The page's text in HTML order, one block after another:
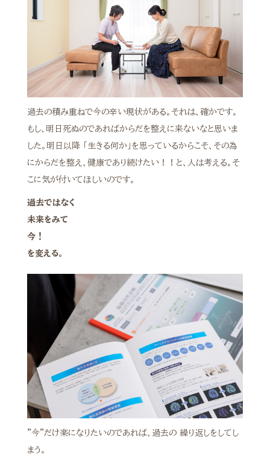
過去の積み重ねで今の辛い現状がある。それは、確かです。
もし、明日死ぬのであればからだを整えに来ないなと思いま
した。明日以降 「生きる何か」を思っているからこそ、その為
にからだを整え、健康であり続けたい！！と、人は考える。そ
こに気が付いてほしいのです。
過去ではなく
未来をみて
今！
を変える。
”今”だけ楽になりたいのであれば、過去の 繰り返しをしてし
まう。